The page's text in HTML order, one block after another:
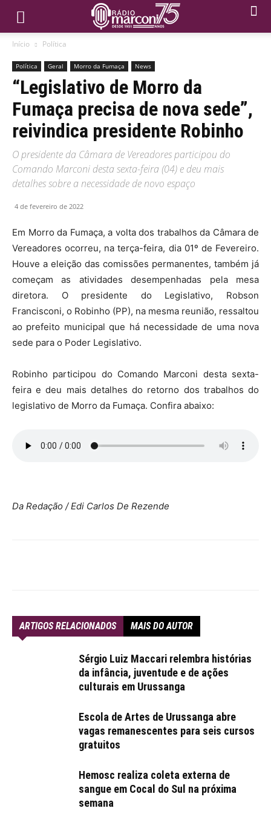
Início Política
Política Geral Morro da Fumaça News
“Legislativo de Morro da
Fumaça precisa de nova sede”,
reivindica presidente Robinho
O presidente da Câmara de Vereadores participou do
Comando Marconi desta sexta-feira (04) e deu mais
detalhes sobre a necessidade de novo espaço
4 de fevereiro de 2022
Em Morro da Fumaça, a volta dos trabalhos da Câmara de
Vereadores ocorreu, na terça-feira, dia 01º de Fevereiro.
Houve a eleição das comissões permanentes, também já
começam as atividades desempenhadas pela mesa
diretora. O presidente do Legislativo, Robson
Francisconi, o Robinho (PP), na mesma reunião, ressaltou
ao prefeito municipal que há necessidade de uma nova
sede para o Poder Legislativo.
Robinho participou do Comando Marconi desta sexta-
feira e deu mais detalhes do retorno dos trabalhos do
legislativo de Morro da Fumaça. Confira abaixo:
Da Redação / Edi Carlos De Rezende
ARTIGOS RELACIONADOS MAIS DO AUTOR
Sérgio Luiz Maccari relembra histórias
da infância, juventude e de ações
culturais em Urussanga
Escola de Artes de Urussanga abre
vagas remanescentes para seis cursos
gratuitos
Hemosc realiza coleta externa de
sangue em Cocal do Sul na próxima
semana